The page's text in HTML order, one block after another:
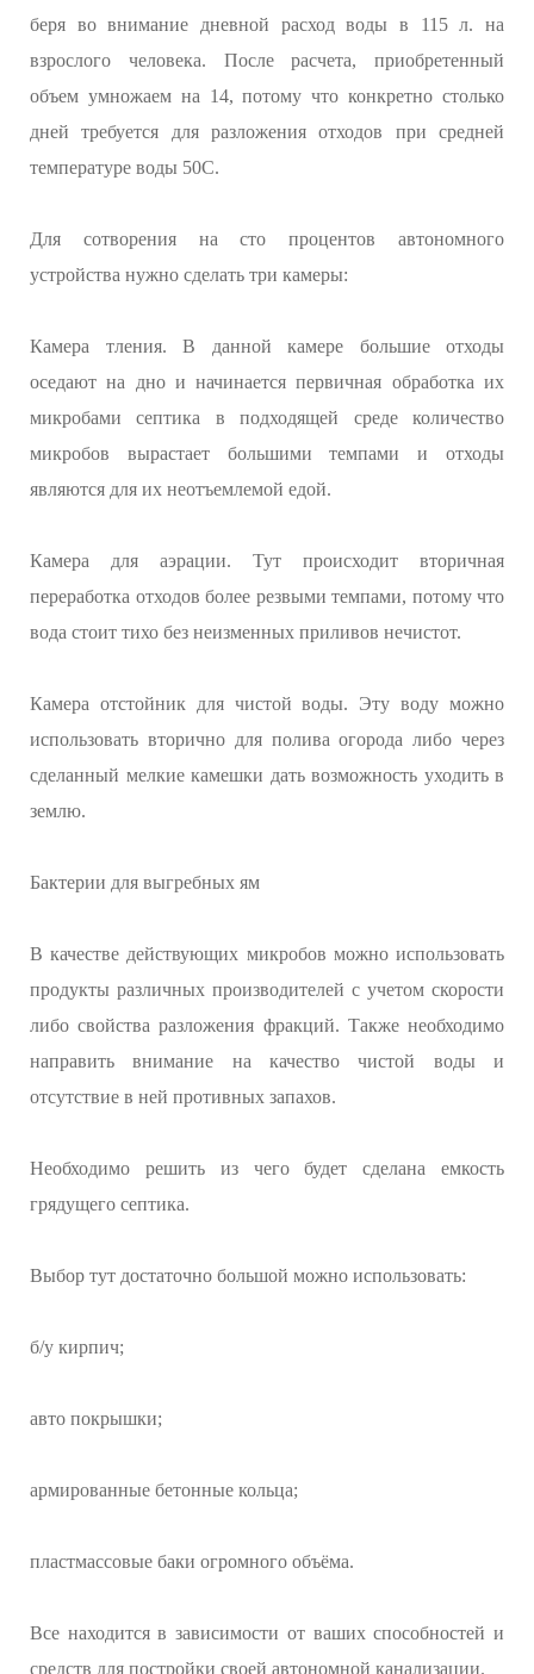
беря во внимание дневной расход воды в 115 л. на
взрослого человека. После расчета, приобретенный
объем умножаем на 14, потому что конкретно столько
дней требуется для разложения отходов при средней
температуре воды 50C.
Для сотворения на сто процентов автономного
устройства нужно сделать три камеры:
Камера тления. В данной камере большие отходы
оседают на дно и начинается первичная обработка их
микробами септика в подходящей среде количество
микробов вырастает большими темпами и отходы
являются для их неотъемлемой едой.
Камера для аэрации. Тут происходит вторичная
переработка отходов более резвыми темпами, потому что
вода стоит тихо без неизменных приливов нечистот.
Камера отстойник для чистой воды. Эту воду можно
использовать вторично для полива огорода либо через
сделанный мелкие камешки дать возможность уходить в
землю.
Бактерии для выгребных ям
В качестве действующих микробов можно использовать
продукты различных производителей с учетом скорости
либо свойства разложения фракций. Также необходимо
направить внимание на качество чистой воды и
отсутствие в ней противных запахов.
Необходимо решить из чего будет сделана емкость
грядущего септика.
Выбор тут достаточно большой можно использовать:
б/у кирпич;
авто покрышки;
армированные бетонные кольца;
пластмассовые баки огромного объёма.
Все находится в зависимости от ваших способностей и
средств для постройки своей автономной канализации.